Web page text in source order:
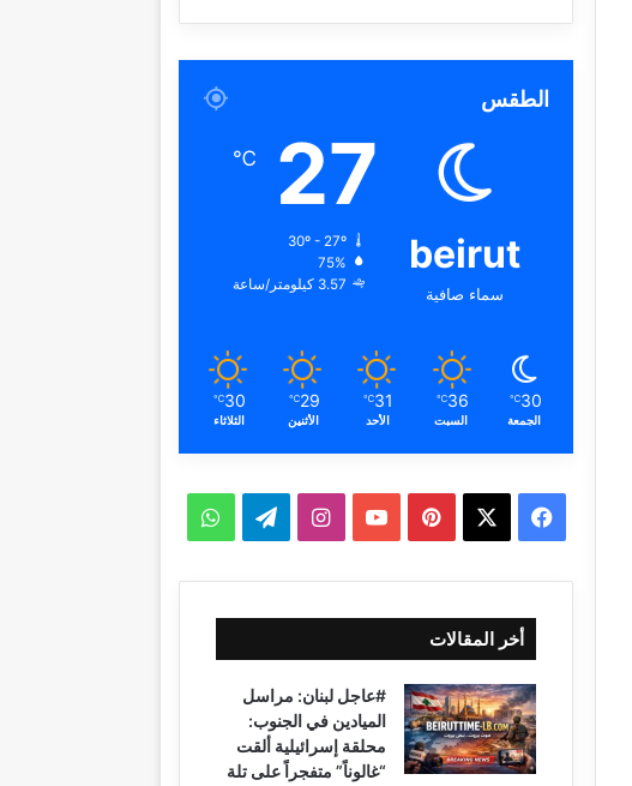
الطقس
beirut
سماء صافية
27
℃
30º - 27º
75%
3.57 كيلومتر/ساعة
30
℃
الجمعة
36
℃
السبت
31
℃
الأحد
29
℃
الأثنين
30
℃
الثلاثاء
س
ب
و
ك
ب
ن
ت
ي
ر
o
u
T
u
ا
س
ت
ق
ر
ل
ق
ر
ا
و
أخر المقالات
#عاجل لبنان: مراسل
الميادين في الجنوب:
محلقة إسرائيلية ألقت
“غالوناً” متفجراً على تلة